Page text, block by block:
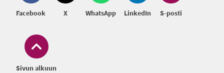
Sivun alkuun
Facebook X WhatsApp LinkedIn S-posti